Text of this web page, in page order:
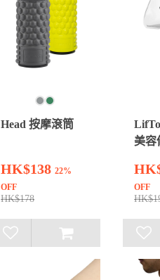
Head 按摩滾筒
HK$138 22%
OFF
HK$178
美容
OFF